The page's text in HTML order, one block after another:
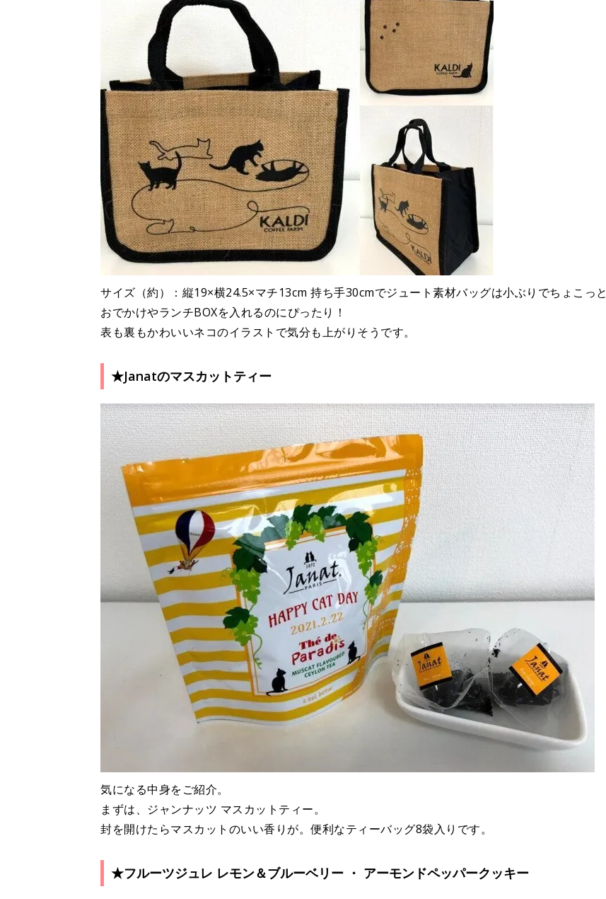
サイズ（約）：縦19×横24.5×マチ13cm 持ち手30cmでジュート素材バッグは小ぶりでちょこっと
おでかけやランチBOXを入れるのにぴったり！
表も裏もかわいいネコのイラストで気分も上がりそうです。
★Janatのマスカットティー
気になる中身をご紹介。
まずは、ジャンナッツ マスカットティー。
封を開けたらマスカットのいい香りが。便利なティーバッグ8袋入りです。
★フルーツジュレ レモン＆ブルーベリー ・ アーモンドペッパークッキー